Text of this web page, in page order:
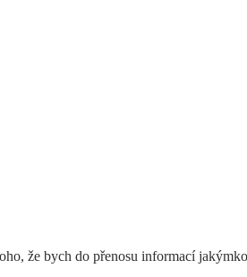
že bych do přenosu informací